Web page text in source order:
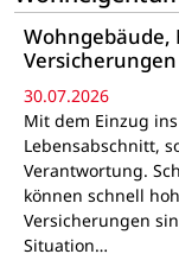
Wohngebäude,
30.07.2026
Mit dem Einzug
Lebensabschnitt,
Verantwortung.
können schnell
Versicherungen
Situation…